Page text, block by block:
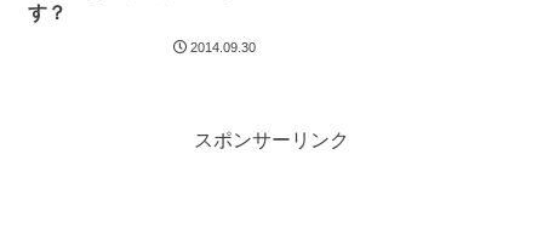
す？
2014.09.30
スポンサーリンク